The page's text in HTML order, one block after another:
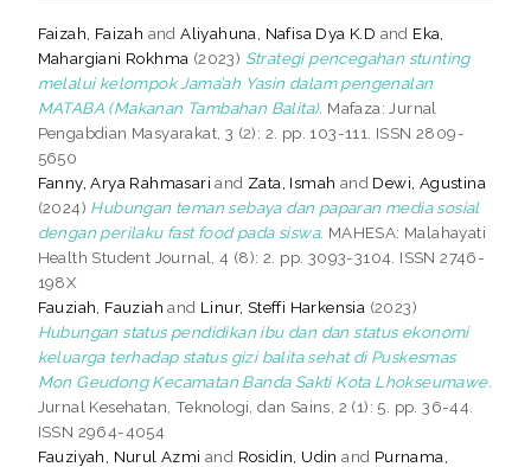
Faizah, Faizah andAliyahuna, Nafisa Dya K.D and Eka,
Mahargiani Rokhma (2023) Strategi pencegahan stunting
melalui kelompok Jama’ah Yasin dalam pengenalan
MATABA (Makanan Tambahan Balita). Mafaza: Jurnal
Pengabdian Masyarakat, 3 (2): 2. pp. 103-111. ISSN 2809-
5650
Fanny, Arya Rahmasari and Zata, Ismah and Dewi, Agustina
(2024) Hubungan teman sebaya dan paparan media sosial
dengan perilaku fast food pada siswa. MAHESA: Malahayati
Health Student Journal, 4 (8): 2. pp. 3093-3104. ISSN 2746-
198X
Fauziah, Fauziah and Linur, Steffi Harkensia (2023)
Hubungan status pendidikan ibu dan dan status ekonomi
keluarga terhadap status gizi balita sehat di Puskesmas
Mon Geudong Kecamatan Banda Sakti Kota Lhokseumawe.
Jurnal Kesehatan, Teknologi, dan Sains, 2 (1): 5. pp. 36-44.
ISSN 2964-4054
Fauziyah, Nurul Azmi and Rosidin, Udin and Purnama,